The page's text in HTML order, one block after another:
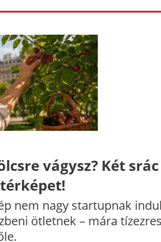
vágysz? Két srác
nem nagy startupnak
ötletnek – mára